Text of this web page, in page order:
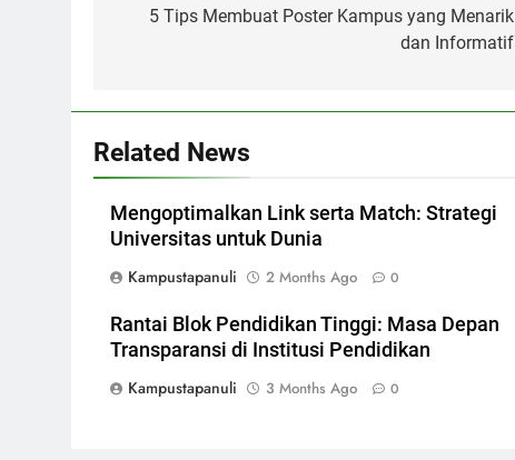
navigation
5 Tips Membuat Poster Kampus yang Menarik
dan Informatif
Related News
Mengoptimalkan Link serta Match: Strategi
Universitas untuk Dunia
Kampustapanuli
2 Months Ago 0
Rantai Blok Pendidikan Tinggi: Masa Depan
Transparansi di Institusi Pendidikan
Kampustapanuli
3 Months Ago 0